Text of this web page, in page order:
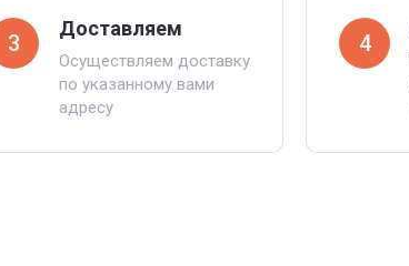
3
Доставляем
Осуществляем доставку
по указанному вами
адресу
4